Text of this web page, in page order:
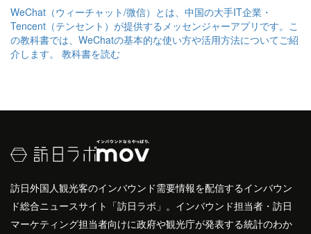
WeChat（ウィーチャット/微信）とは、中国の大手IT企業・
Tencent（テンセント）が提供するメッセンジャーアプリです。こ
の教科書では、WeChatの基本的な使い方や活用方法についてご紹
介します。 教科書を読む
訪日外国人観光客のインバウンド需要情報を配信するインバウン
ド総合ニュースサイト「訪日ラボ」。インバウンド担当者・訪日
マーケティング担当者向けに政府や観光庁が発表する統計のわか